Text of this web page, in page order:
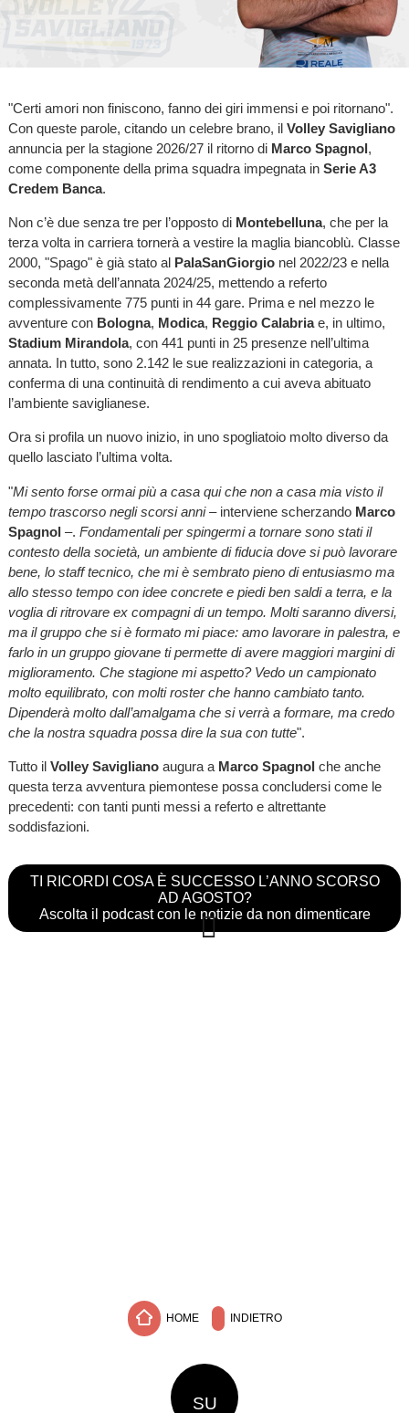
"Certi amori non finiscono, fanno dei giri immensi e poi ritornano".
Con queste parole, citando un celebre brano, il Volley Savigliano
annuncia per la stagione 2026/27 il ritorno di Marco Spagnol,
come componente della prima squadra impegnata in Serie A3
Credem Banca.
Non c’è due senza tre per l’opposto di Montebelluna, che per la
terza volta in carriera tornerà a vestire la maglia biancoblù. Classe
2000, "Spago" è già stato al PalaSanGiorgionel 2022/23 e nella
seconda metà dell’annata 2024/25, mettendo a referto
complessivamente 775 punti in 44 gare. Prima e nel mezzo le
avventure con Bologna, Modica, Reggio Calabriae, in ultimo,
Stadium Mirandola, con 441 punti in 25 presenze nell’ultima
annata. In tutto, sono 2.142 le sue realizzazioni in categoria, a
conferma di una continuità di rendimento a cui aveva abituato
l’ambiente saviglianese.
Ora si profila un nuovo inizio, in uno spogliatoio molto diverso da
quello lasciato l’ultima volta.
"Mi sento forse ormai più a casa qui che non a casa mia visto il
tempo trascorso negli scorsi anni– interviene scherzando Marco
Spagnol –. Fondamentali per spingermi a tornare sono stati il
contesto della società, un ambiente di fiducia dove si può lavorare
bene, lo staff tecnico, che mi è sembrato pieno di entusiasmo ma
allo stesso tempo con idee concrete e piedi ben saldi a terra, e la
voglia di ritrovare ex compagni di un tempo. Molti saranno diversi,
ma il gruppo che si è formato mi piace: amo lavorare in palestra, e
farlo in un gruppo giovane ti permette di avere maggiori margini di
miglioramento. Che stagione mi aspetto? Vedo un campionato
molto equilibrato, con molti roster che hanno cambiato tanto.
Dipenderà molto dall’amalgama che si verrà a formare, ma credo
che la nostra squadra possa dire la sua con tutte".
Tutto il Volley Saviglianoaugura a Marco Spagnol che anche
questa terza avventura piemontese possa concludersi come le
precedenti: con tanti punti messi a referto e altrettante
soddisfazioni.
TI RICORDI COSA È SUCCESSO L’ANNO SCORSO
AD AGOSTO?
Ascolta il podcast con le notizie da non dimenticare
HOME INDIETRO
SU